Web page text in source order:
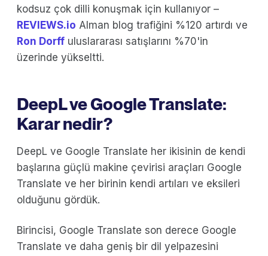
kodsuz çok dilli konuşmak için kullanıyor –
REVIEWS.io Alman blog trafiğini %120 artırdı ve
Ron Dorff uluslararası satışlarını %70'in
üzerinde yükseltti.
DeepL ve Google Translate:
Karar nedir?
DeepL ve Google Translate her ikisinin de kendi
başlarına güçlü makine çevirisi araçları Google
Translate ve her birinin kendi artıları ve eksileri
olduğunu gördük.
Birincisi, Google Translate son derece Google
Translate ve daha geniş bir dil yelpazesini